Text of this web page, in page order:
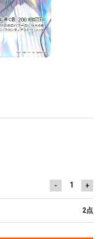
- 1 +
2点